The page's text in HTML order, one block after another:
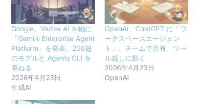
Google、Vertex AI を軸に
「Gemini Enterprise Agent
Platform」を発表。200超
のモデルと Agents CLI を
束ねる
2026年4月23日
生成AI
OpenAI、ChatGPT に「ワ
ークスペースエージェン
ト」。チームで共有、ツー
ル越しに動く
2026年4月23日
OpenAI